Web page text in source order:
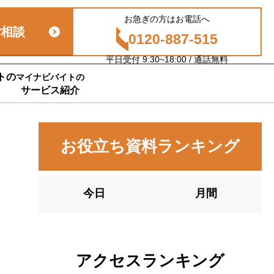
談
お急ぎの方はお電話へ
0120-887-515
平日受付 9:30~18:00 / 通話無料
のマイナビバイトの
サービス紹介
お役立ち資料ランキング
今日 月間
アクセスランキング